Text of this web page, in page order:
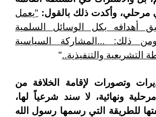
وأكدت ذلك بالقول: "يعمل
أهدافه بكل الوسائل السلمية
ذلك: ...المشاركة السياسية
التشريعية والتنفيذية.."
وتصورات لإقامة الخلافة من
ونهائية، لا سند شرعياً لها،
للطريقة التي رسمها رسول الله